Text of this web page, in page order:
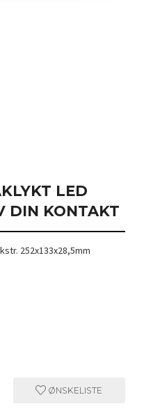
LED
DIN KONTAKT
252x133x28,5mm
ØNSKELISTE